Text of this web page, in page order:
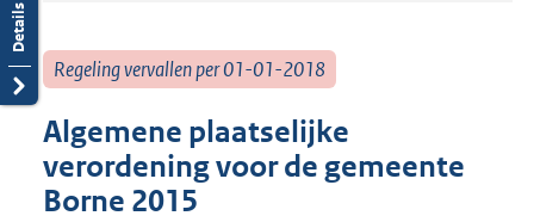
Regeling vervallen per 01-01-2018
Algemene plaatselijke
verordening voor de gemeente
Borne 2015